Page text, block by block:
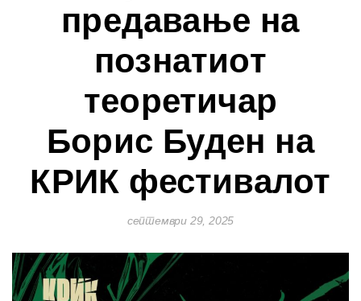
предавање на
познатиот
теоретичар
Борис Буден на
КРИК фестивалот
септември 29, 2025